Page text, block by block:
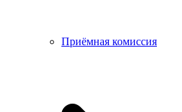
Приёмная комиссия